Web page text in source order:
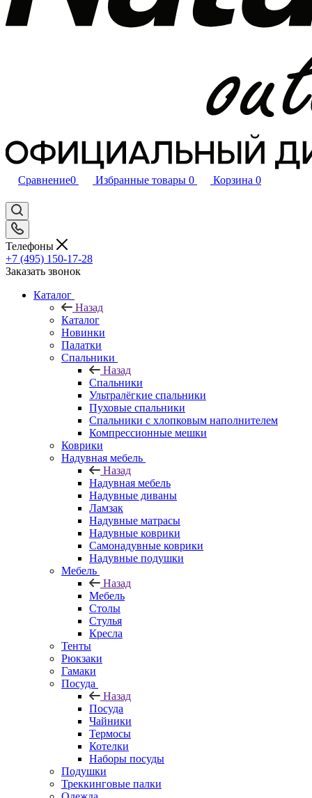
Сравнение0 Избранные товары 0 Корзина 0
Телефоны
+7 (495) 150-17-28
Заказать звонок
Каталог
Назад
Каталог
Новинки
Палатки
Спальники
Назад
Спальники
Ультралёгкие спальники
Пуховые спальники
Спальники с хлопковым наполнителем
Компрессионные мешки
Коврики
Надувная мебель
Назад
Надувная мебель
Надувные диваны
Ламзак
Надувные матрасы
Надувные коврики
Самонадувные коврики
Надувные подушки
Мебель
Назад
Мебель
Столы
Стулья
Кресла
Тенты
Рюкзаки
Гамаки
Посуда
Назад
Посуда
Чайники
Термосы
Котелки
Наборы посуды
Подушки
Треккинговые палки